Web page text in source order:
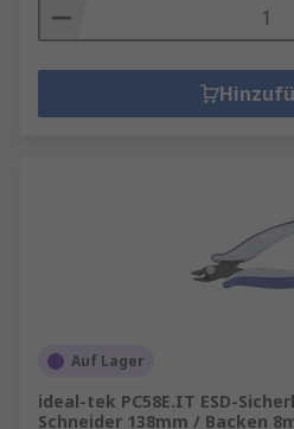
Auf Lager
ideal-tek PC58E.IT ESD-
Schneider 138mm / Backen